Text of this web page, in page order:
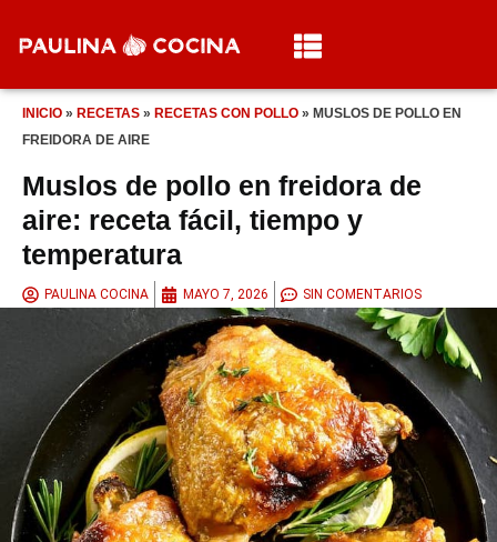
INICIO » RECETAS » RECETAS CON POLLO » MUSLOS DE POLLO EN
FREIDORA DE AIRE
Muslos de pollo en freidora de
aire: receta fácil, tiempo y
temperatura
PAULINA COCINA MAYO 7, 2026 SIN COMENTARIOS